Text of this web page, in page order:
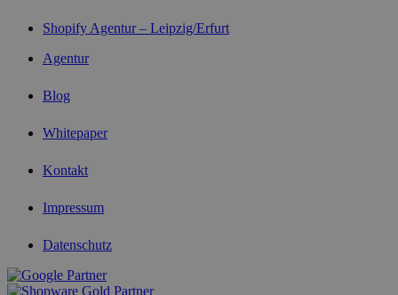
Shopify Agentur – Leipzig/Erfurt
Agentur
Blog
Whitepaper
Kontakt
Impressum
Datenschutz